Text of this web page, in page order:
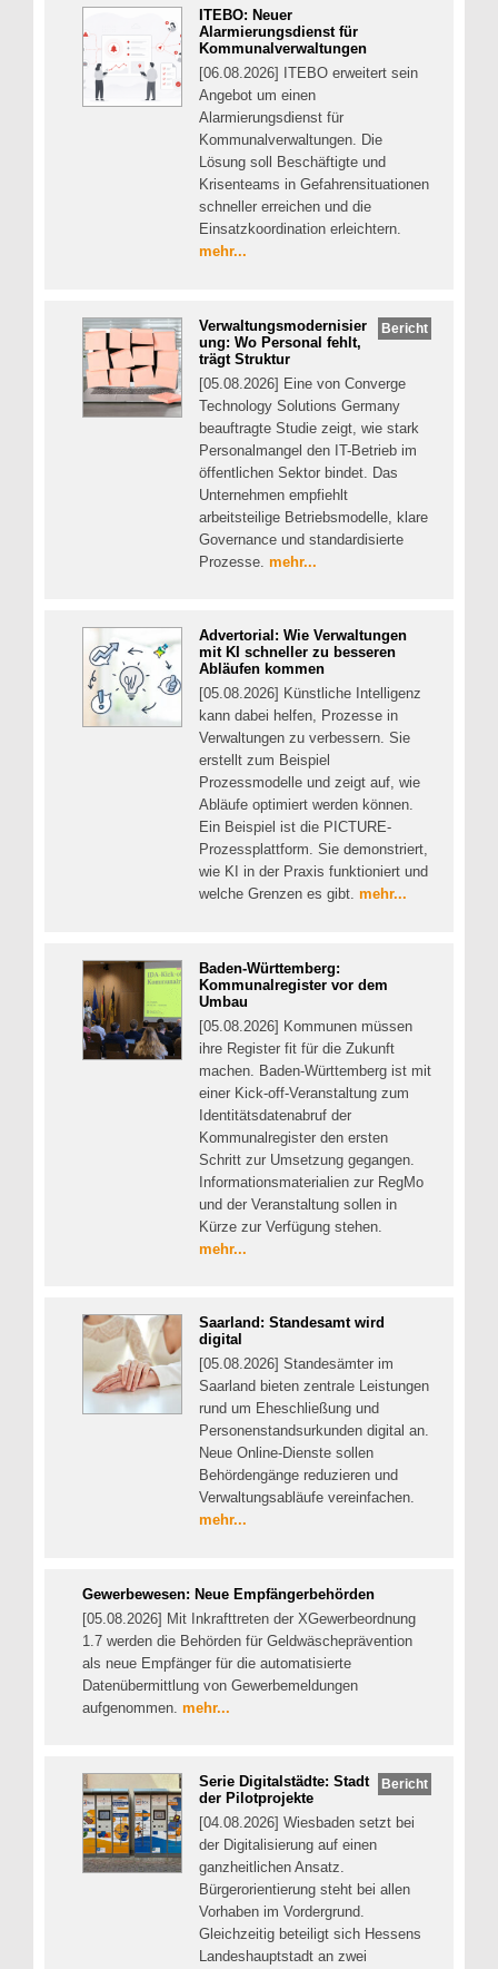
ITEBO: Neuer
Alarmierungsdienst für
Kommunalverwaltungen
[06.08.2026] ITEBO erweitert sein
Angebot um einen
Alarmierungsdienst für
Kommunalverwaltungen. Die
Lösung soll Beschäftigte und
Krisenteams in Gefahrensituationen
schneller erreichen und die
Einsatzkoordination erleichtern.
mehr...
Bericht
Verwaltungsmodernisier
ung: Wo Personal fehlt,
trägt Struktur
[05.08.2026] Eine von Converge
Technology Solutions Germany
beauftragte Studie zeigt, wie stark
Personalmangel den IT-Betrieb im
öffentlichen Sektor bindet. Das
Unternehmen empfiehlt
arbeitsteilige Betriebsmodelle, klare
Governance und standardisierte
Prozesse. mehr...
Advertorial: Wie Verwaltungen
mit KI schneller zu besseren
Abläufen kommen
[05.08.2026] Künstliche Intelligenz
kann dabei helfen, Prozesse in
Verwaltungen zu verbessern. Sie
erstellt zum Beispiel
Prozessmodelle und zeigt auf, wie
Abläufe optimiert werden können.
Ein Beispiel ist die PICTURE-
Prozessplattform. Sie demonstriert,
wie KI in der Praxis funktioniert und
welche Grenzen es gibt. mehr...
Baden-Württemberg:
Kommunalregister vor dem
Umbau
[05.08.2026] Kommunen müssen
ihre Register fit für die Zukunft
machen. Baden-Württemberg ist mit
einer Kick-off-Veranstaltung zum
Identitätsdatenabruf der
Kommunalregister den ersten
Schritt zur Umsetzung gegangen.
Informationsmaterialien zur RegMo
und der Veranstaltung sollen in
Kürze zur Verfügung stehen.
mehr...
Saarland: Standesamt wird
digital
[05.08.2026] Standesämter im
Saarland bieten zentrale Leistungen
rund um Eheschließung und
Personenstandsurkunden digital an.
Neue Online-Dienste sollen
Behördengänge reduzieren und
Verwaltungsabläufe vereinfachen.
mehr...
Gewerbewesen: Neue Empfängerbehörden
[05.08.2026] Mit Inkrafttreten der XGewerbeordnung
1.7 werden die Behörden für Geldwäscheprävention
als neue Empfänger für die automatisierte
Datenübermittlung von Gewerbemeldungen
aufgenommen. mehr...
Bericht
Serie Digitalstädte: Stadt
der Pilotprojekte
[04.08.2026] Wiesbaden setzt bei
der Digitalisierung auf einen
ganzheitlichen Ansatz.
Bürgerorientierung steht bei allen
Vorhaben im Vordergrund.
Gleichzeitig beteiligt sich Hessens
Landeshauptstadt an zwei